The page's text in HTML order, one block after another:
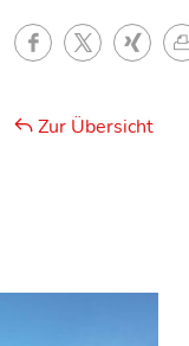
Zur Übersicht